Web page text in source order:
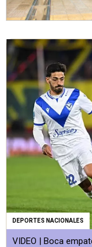
DEPORTES NACIONALES
VIDEO | Boca